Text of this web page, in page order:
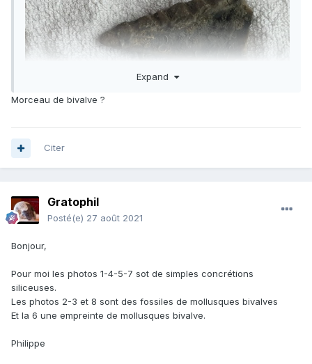
Expand
Morceau de bivalve ?
Citer
Gratophil
Posté(e) 27 août 2021
Bonjour,
Pour moi les photos 1-4-5-7 sot de simples concrétions
siliceuses.
Les photos 2-3 et 8 sont des fossiles de mollusques bivalves
Et la 6 une empreinte de mollusques bivalve.
Philippe